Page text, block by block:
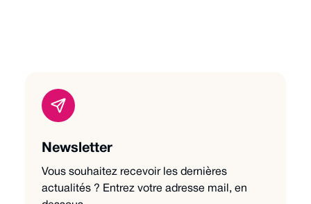
Newsletter
Vous souhaitez recevoir les dernières
actualités ? Entrez votre adresse mail, en